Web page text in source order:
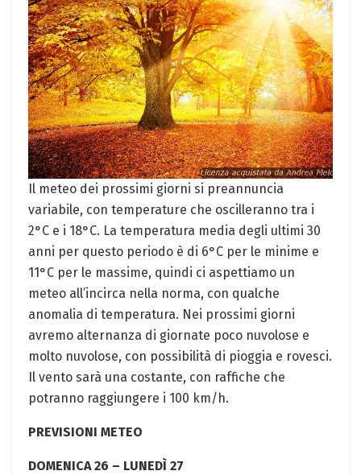
Il meteo dei prossimi giorni si preannuncia
variabile, con temperature che oscilleranno tra i
2°C e i 18°C. La temperatura media degli ultimi 30
anni per questo periodo è di 6°C per le minime e
11°C per le massime, quindi ci aspettiamo un
meteo all’incirca nella norma, con qualche
anomalia di temperatura. Nei prossimi giorni
avremo alternanza di giornate poco nuvolose e
molto nuvolose, con possibilità di pioggia e rovesci.
Il vento sarà una costante, con raffiche che
potranno raggiungere i 100 km/h.
PREVISIONI METEO
DOMENICA 26 – LUNEDÌ 27